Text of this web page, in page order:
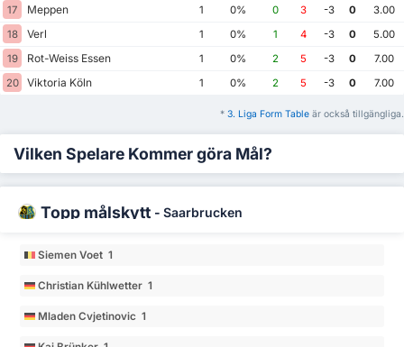
17
Meppen 1 0% 0 3 -3 0
3.00
18
Verl 1 0% 1 4 -3 0
5.00
19
Rot-Weiss Essen 1 0% 2 5 -3 0
7.00
20
Viktoria Köln 1 0% 2 5 -3 0 7.00
* 3. Liga Form Table är också tillgängliga.
Vilken Spelare Kommer göra Mål?
Topp målskytt - Saarbrucken
Siemen Voet 1
Christian Kühlwetter 1
Mladen Cvjetinovic 1